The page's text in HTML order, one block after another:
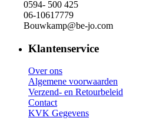
0594- 500 425
06-10617779
Bouwkamp@be-jo.com
Klantenservice
Over ons
Algemene voorwaarden
Verzend- en Retourbeleid
Contact
KVK Gegevens